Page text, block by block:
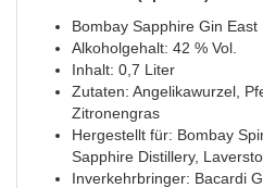
Bombay Sapphire Gin East
Alkoholgehalt: 42 % Vol.
Inhalt: 0,7 Liter
Zutaten: Angelikawurzel,
Zitronengras
Hergestellt für: Bombay
Sapphire Distillery,
Inverkehrbringer: Bacardi